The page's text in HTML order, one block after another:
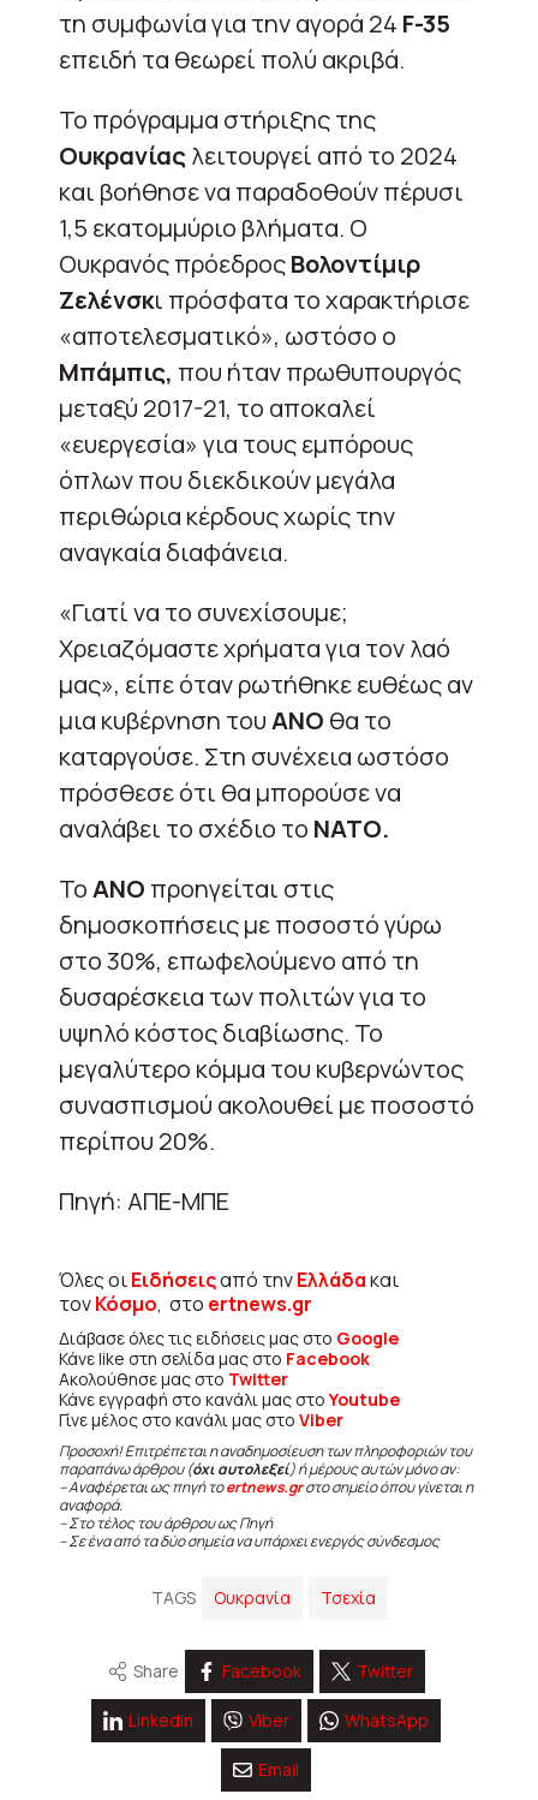
τη συμφωνία για την αγορά 24 F-35
επειδή τα θεωρεί πολύ ακριβά.
Το πρόγραμμα στήριξης της
Ουκρανίαςλειτουργεί από το 2024
και βοήθησε να παραδοθούν πέρυσι
1,5 εκατομμύριο βλήματα. Ο
Ουκρανός πρόεδροςΒολοντίμιρ
Ζελένσκι πρόσφατα το χαρακτήρισε
«αποτελεσματικό», ωστόσο ο
Μπάμπις, που ήταν πρωθυπουργός
μεταξύ 2017-21, το αποκαλεί
«ευεργεσία» για τους εμπόρους
όπλων που διεκδικούν μεγάλα
περιθώρια κέρδους χωρίς την
αναγκαία διαφάνεια.
«Γιατί να το συνεχίσουμε;
Χρειαζόμαστε χρήματα για τον λαό
μας», είπε όταν ρωτήθηκε ευθέως αν
μια κυβέρνηση τουANO θα το
καταργούσε. Στη συνέχεια ωστόσο
πρόσθεσε ότι θα μπορούσε να
αναλάβει το σχέδιο το ΝΑΤΟ.
ΤοΑΝΟ προηγείται στις
δημοσκοπήσεις με ποσοστό γύρω
στο 30%, επωφελούμενο από τη
δυσαρέσκεια των πολιτών για το
υψηλό κόστος διαβίωσης. Το
μεγαλύτερο κόμμα του κυβερνώντος
συνασπισμού ακολουθεί με ποσοστό
περίπου 20%.
Πηγή: ΑΠΕ-ΜΠΕ
Όλες οιΕιδήσειςαπό τηνΕλλάδακαι
τονΚόσμο, στο ertnews.gr
Διάβασε όλες τις ειδήσεις μας στο Google
Κάνε like στη σελίδα μας στο Facebook
Ακολούθησε μας στο Twitter
Κάνε εγγραφή στο κανάλι μας στοYoutube
Γίνε μέλος στο κανάλι μας στο Viber
Προσοχή! Επιτρέπεται η αναδημοσίευση των πληροφοριών του
παραπάνω άρθρου (όχι αυτολεξεί) ή μέρους αυτών μόνο αν:
– Αναφέρεται ως πηγή τοertnews.grστο σημείο όπου γίνεται η
αναφορά.
– Στο τέλος του άρθρου ως Πηγή
– Σε ένα από τα δύο σημεία να υπάρχει ενεργός σύνδεσμος
TAGS Ουκρανία Τσεχία
Share Facebook Twitter
Linkedin Viber WhatsApp
Email